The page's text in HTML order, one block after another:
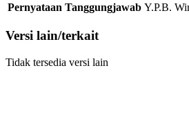
Pernyataan Tanggungjawab Y.P.B.
Versi lain/terkait
Tidak tersedia versi lain